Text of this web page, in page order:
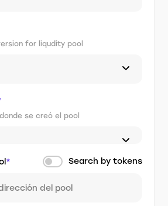
for liqudity pool
se creó el pool
* Search by tokens